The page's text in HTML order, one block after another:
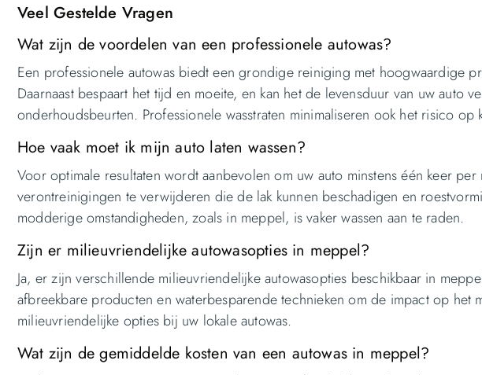
Veel Gestelde Vragen
Wat zijn de voordelen van een professionele autowas?
Een professionele autowas biedt een grondige reiniging met hoogwaardige
Daarnaast bespaart het tijd en moeite, en kan het de levensduur van uw auto
onderhoudsbeurten. Professionele wasstraten minimaliseren ook het risico op
Hoe vaak moet ik mijn auto laten wassen?
Voor optimale resultaten wordt aanbevolen om uw auto minstens één keer
verontreinigingen te verwijderen die de lak kunnen beschadigen en
modderige omstandigheden, zoals in meppel, is vaker wassen aan te raden.
Zijn er milieuvriendelijke autowasopties in meppel?
Ja, er zijn verschillende milieuvriendelijke autowasopties beschikbaar in
afbreekbare producten en waterbesparende technieken om de impact op het
milieuvriendelijke opties bij uw lokale autowas.
Wat zijn de gemiddelde kosten van een autowas in meppel?